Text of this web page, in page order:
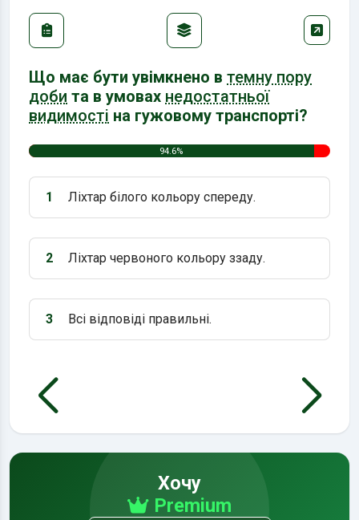
Що має бути увімкнено в темну пору
доби та в умовах недостатньої
видимості на гужовому транспорті?
94.6%
Варіант 1:
1 Ліхтар білого кольору спереду.
Варіант 2:
2 Ліхтар червоного кольору ззаду.
Варіант 3:
3 Всі відповіді правильні.
Хочу
Premium